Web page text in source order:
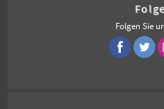
Folgen Sie